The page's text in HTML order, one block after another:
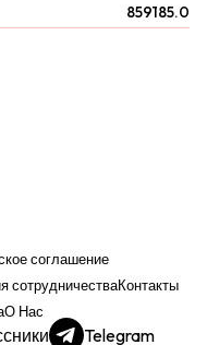
859185.0
соглашение
сотрудничестваКонтакты
О Нас
Telegram